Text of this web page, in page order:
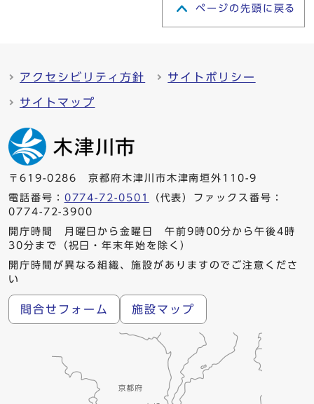
ページの先頭に戻る
アクセシビリティ方針 サイトポリシー
サイトマップ
〒619-0286 京都府木津川市木津南垣外110-9
電話番号： 0774-72-0501
（代表）ファックス番号：
0774-72-3900
開庁時間 月曜日から金曜日 午前9時00分から午後4時
30分まで（祝日・年末年始を除く）
開庁時間が異なる組織、施設がありますのでご注意くださ
い
問合せフォーム 施設マップ